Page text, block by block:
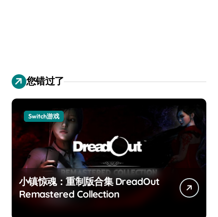
您错过了
Switch游戏
小镇惊魂：重制版合集 DreadOut
Remastered Collection